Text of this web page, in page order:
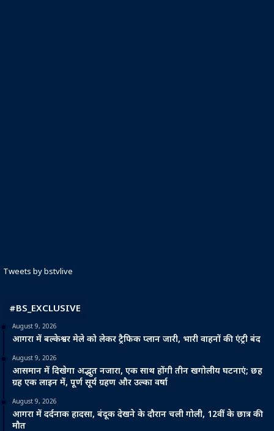
Tweets by bstvlive
#BS_EXCLUSIVE
August 9, 2026
आगरा में बल्केश्वर मेले को लेकर ट्रैफिक प्लान जारी, भारी वाहनों की एंट्री बंद
August 9, 2026
आसमान में दिखेगा अद्भुत नजारा, एक साथ होंगी तीन खगोलीय घटनाएं; छह
ग्रह एक लाइन में, पूर्ण सूर्य ग्रहण और उल्का वर्षा
August 9, 2026
आगरा में दर्दनाक हादसा, बंदूक देखने के दौरान चली गोली, 12वीं के छात्र की
मौत